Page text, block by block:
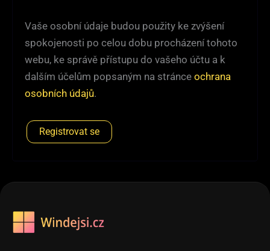
Vaše osobní údaje budou použity ke zvýšení
spokojenosti po celou dobu procházení tohoto
webu, ke správě přístupu do vašeho účtu a k
dalším účelům popsaným na stránce ochrana
osobních údajů.
Registrovat se